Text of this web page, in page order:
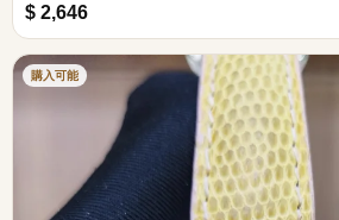
$ 2,646
購入可能